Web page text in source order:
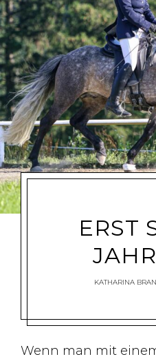
ERST
KATHARINA
Wenn man mit